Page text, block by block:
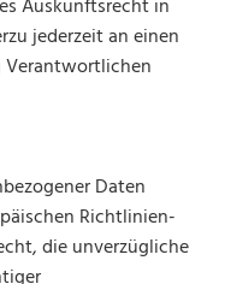
Auskunftsrecht in
jederzeit an einen
Verantwortlichen
Daten
Richtlinien-
die unverzügliche